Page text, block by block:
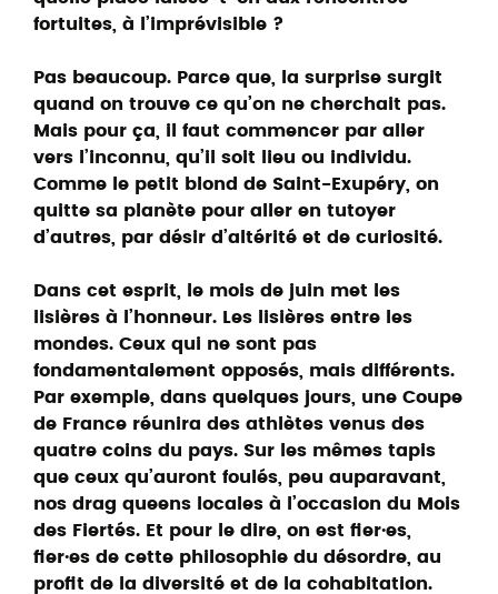
fortuites, à l’imprévisible ?
Pas beaucoup. Parce que, la surprise surgit
quand on trouve ce qu’on ne cherchait pas.
Mais pour ça, il faut commencer par aller
vers l’inconnu, qu’il soit lieu ou individu.
Comme le petit blond de Saint-Exupéry, on
quitte sa planète pour aller en tutoyer
d’autres, par désir d’altérité et de curiosité.
Dans cet esprit, le mois de juin met les
lisières à l’honneur. Les lisières entre les
mondes. Ceux qui ne sont pas
fondamentalement opposés, mais différents.
Par exemple, dans quelques jours, une Coupe
de France réunira des athlètes venus des
quatre coins du pays. Sur les mêmes tapis
que ceux qu’auront foulés, peu auparavant,
nos drag queens locales à l’occasion du Mois
des Fiertés. Et pour le dire, on est fier·es,
fier·es de cette philosophie du désordre, au
profit de la diversité et de la cohabitation.